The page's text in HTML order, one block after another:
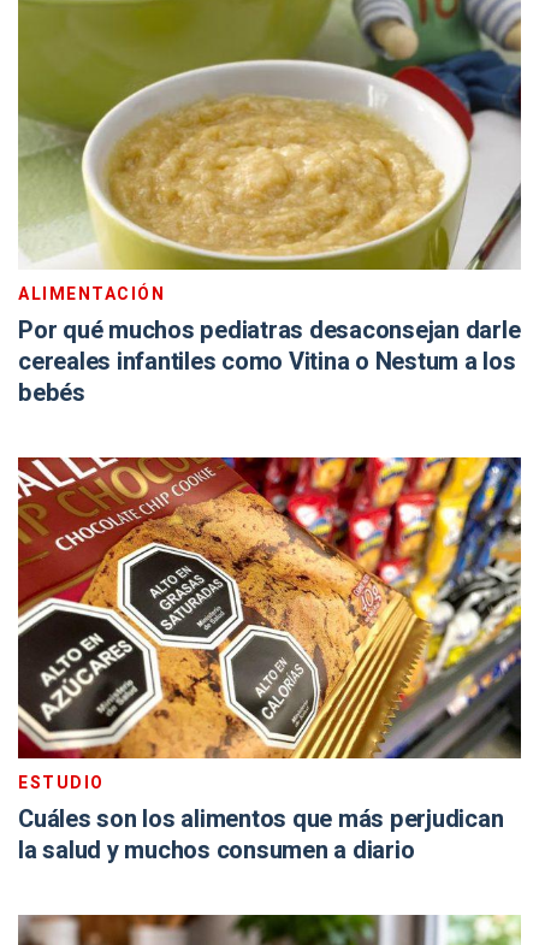
ALIMENTACIÓN
Por qué muchos pediatras desaconsejan darle
cereales infantiles como Vitina o Nestum a los
bebés
ESTUDIO
Cuáles son los alimentos que más perjudican
la salud y muchos consumen a diario